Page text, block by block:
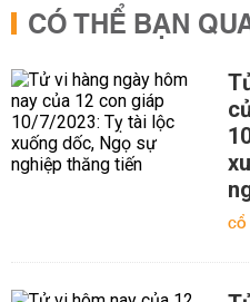
CÓ THỂ BẠN